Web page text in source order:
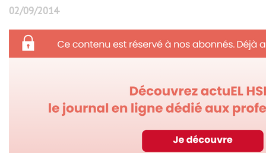
02/09/2014